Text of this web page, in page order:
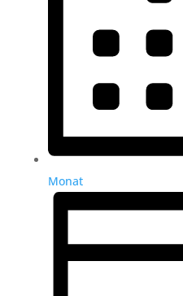
Monat